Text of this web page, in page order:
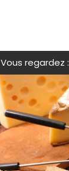
Vous regardez :